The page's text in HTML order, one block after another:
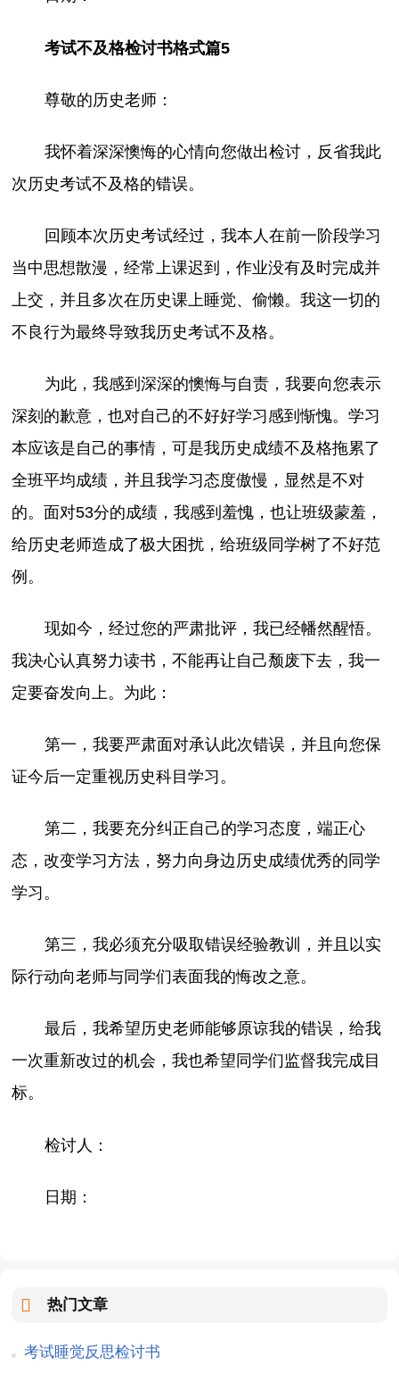
考试不及格检讨书格式篇5
尊敬的历史老师：
我怀着深深懊悔的心情向您做出检讨，反省我此
次历史考试不及格的错误。
回顾本次历史考试经过，我本人在前一阶段学习
当中思想散漫，经常上课迟到，作业没有及时完成并
上交，并且多次在历史课上睡觉、偷懒。我这一切的
不良行为最终导致我历史考试不及格。
为此，我感到深深的懊悔与自责，我要向您表示
深刻的歉意，也对自己的不好好学习感到惭愧。学习
本应该是自己的事情，可是我历史成绩不及格拖累了
全班平均成绩，并且我学习态度傲慢，显然是不对
的。面对53分的成绩，我感到羞愧，也让班级蒙羞，
给历史老师造成了极大困扰，给班级同学树了不好范
例。
现如今，经过您的严肃批评，我已经幡然醒悟。
我决心认真努力读书，不能再让自己颓废下去，我一
定要奋发向上。为此：
第一，我要严肃面对承认此次错误，并且向您保
证今后一定重视历史科目学习。
第二，我要充分纠正自己的学习态度，端正心
态，改变学习方法，努力向身边历史成绩优秀的同学
学习。
第三，我必须充分吸取错误经验教训，并且以实
际行动向老师与同学们表面我的悔改之意。
最后，我希望历史老师能够原谅我的错误，给我
一次重新改过的机会，我也希望同学们监督我完成目
标。
检讨人：
日期：
热门文章
考试睡觉反思检讨书